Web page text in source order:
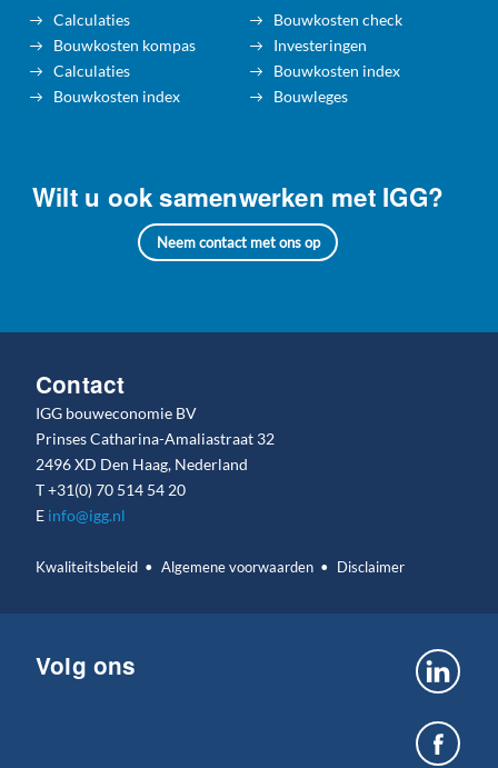
Calculaties
Bouwkosten kompas
Calculaties
Bouwkosten index
Bouwkosten check
Investeringen
Bouwkosten index
Bouwleges
Wilt u ook samenwerken met IGG?
Neem contact met ons op
Contact
IGG bouweconomie BV
Prinses Catharina-Amaliastraat 32
2496 XD Den Haag, Nederland
T+31(0) 70 514 54 20
E info@igg.nl
Kwaliteitsbeleid Algemene voorwaarden Disclaimer
Volg ons